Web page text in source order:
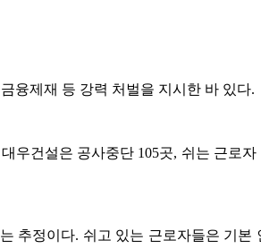
융제재 등 강력 처벌을 지시한 바 있다.
우건설은 공사중단 105곳, 쉬는 근로자
추정이다. 쉬고 있는 근로자들은 기본